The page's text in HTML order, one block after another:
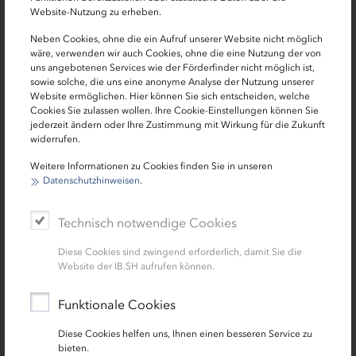
Website-Nutzung zu erheben.
Neben Cookies, ohne die ein Aufruf unserer Website nicht möglich
wäre, verwenden wir auch Cookies, ohne die eine Nutzung der von
uns angebotenen Services wie der Förderfinder nicht möglich ist,
sowie solche, die uns eine anonyme Analyse der Nutzung unserer
Website ermöglichen. Hier können Sie sich entscheiden, welche
Cookies Sie zulassen wollen. Ihre Cookie-Einstellungen können Sie
jederzeit ändern oder Ihre Zustimmung mit Wirkung für die Zukunft
widerrufen.
Weitere Informationen zu Cookies finden Sie in unseren
Datenschutzhinweisen.
Technisch notwendige Cookies
Diese Cookies sind zwingend erforderlich, damit Sie die
Website der IB.SH aufrufen können.
Funktionale Cookies
Diese Cookies helfen uns, Ihnen einen besseren Service zu
bieten.
gewonnen.
Sabina Kaiser von der Interhyp AG berichtet, dass die
Interhyp als digital gut aufgestelltes Unternehmen
glücklicherweise sehr schnell auf die Corona-Pandemie
reagieren konnte. Die persönlichen Beratungen der
Kunden sind als Videoberatung oder telefonisch mit
digitaler Unterstützung und Bildschirmpräsentation
möglich. Abhängig von der Infektionslage waren und
sind wir aber auch vor Ort für unsere Kunden da, unter
Die anderen Finanzierungspartner bestätigen ebenfalls
die große Bedeutung einer digitalen Kundenberatung.
Allerdings konnten die Institute - abhängig von ihrem
schnell auf die veränderte Marktsituation reagieren und
Kommunikationskanäle ihren Kunden und Mitarbeitern